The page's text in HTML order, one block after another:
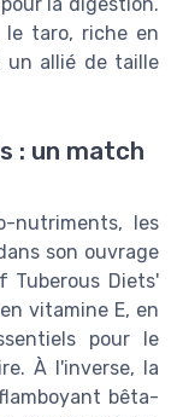
le taro, riche en
un allié de taille
: un match
nutriments, les
son ouvrage
Tuberous Diets'
vitamine E, en
pour le
À l'inverse, la
bêta-